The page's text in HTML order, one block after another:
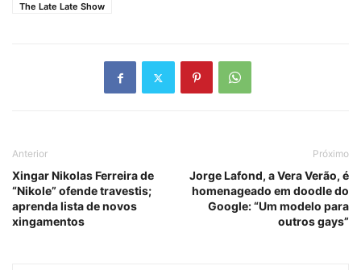
The Late Late Show
Anterior
Xingar Nikolas Ferreira de
“Nikole” ofende travestis;
aprenda lista de novos
xingamentos
Próximo
Jorge Lafond, a Vera Verão, é
homenageado em doodle do
Google: “Um modelo para
outros gays”